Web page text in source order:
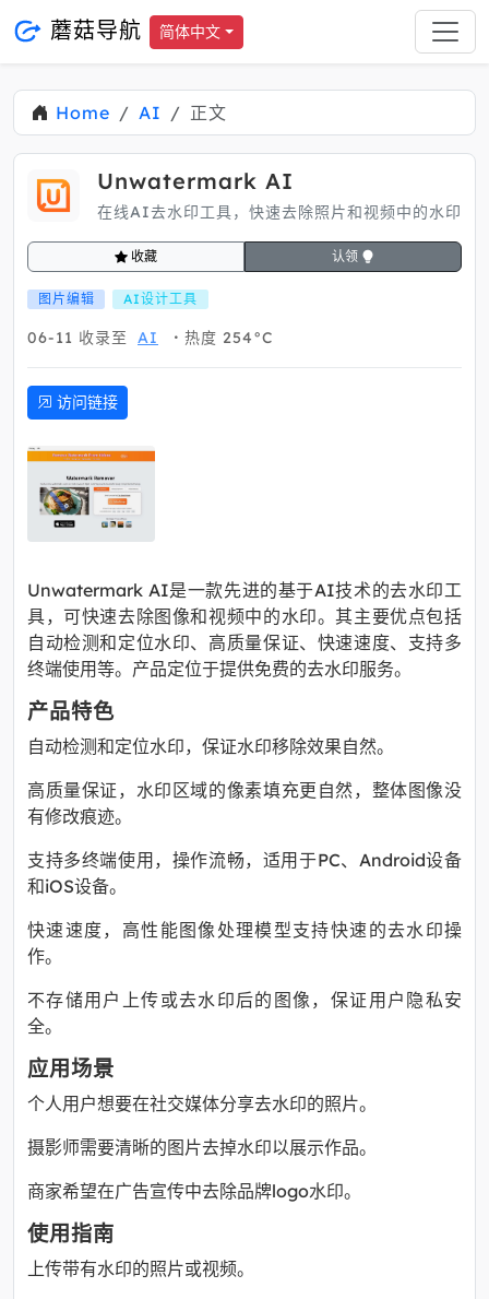
蘑菇导航 简体中文
Home AI 正文
Unwatermark AI
在线AI去水印工具，快速去除照片和视频中的水印
收藏 认领
图片编辑 AI设计工具
06-11 收录至 AI 热度 254°C
访问链接
Unwatermark AI是一款先进的基于AI技术的去水印工
具，可快速去除图像和视频中的水印。其主要优点包括
自动检测和定位水印、高质量保证、快速速度、支持多
终端使用等。产品定位于提供免费的去水印服务。
产品特色
自动检测和定位水印，保证水印移除效果自然。
高质量保证，水印区域的像素填充更自然，整体图像没
有修改痕迹。
支持多终端使用，操作流畅，适用于PC、Android设备
和iOS设备。
快速速度，高性能图像处理模型支持快速的去水印操
作。
不存储用户上传或去水印后的图像，保证用户隐私安
全。
应用场景
个人用户想要在社交媒体分享去水印的照片。
摄影师需要清晰的图片去掉水印以展示作品。
商家希望在广告宣传中去除品牌logo水印。
使用指南
上传带有水印的照片或视频。